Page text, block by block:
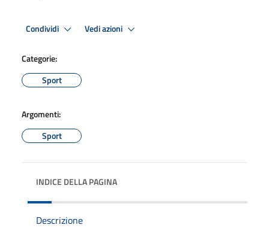
Condividi Vedi azioni
Categorie:
Sport
Argomenti:
Sport
INDICE DELLA PAGINA
Descrizione